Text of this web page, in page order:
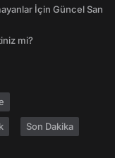
İçin Güncel San
mi?
Son Dakika